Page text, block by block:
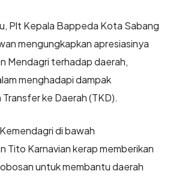
Plt Kepala Bappeda Kota Sabang
mengungkapkan apresiasinya
Mendagri terhadap daerah,
menghadapi dampak
ke Daerah (TKD).
di bawah
Tito Karnavian kerap memberikan
untuk membantu daerah